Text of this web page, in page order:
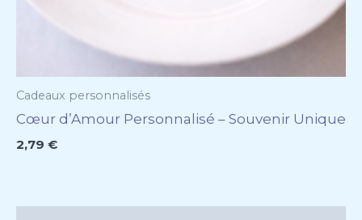
Cadeaux personnalisés
Cœur d’Amour Personnalisé – Souvenir Unique
2,79 €